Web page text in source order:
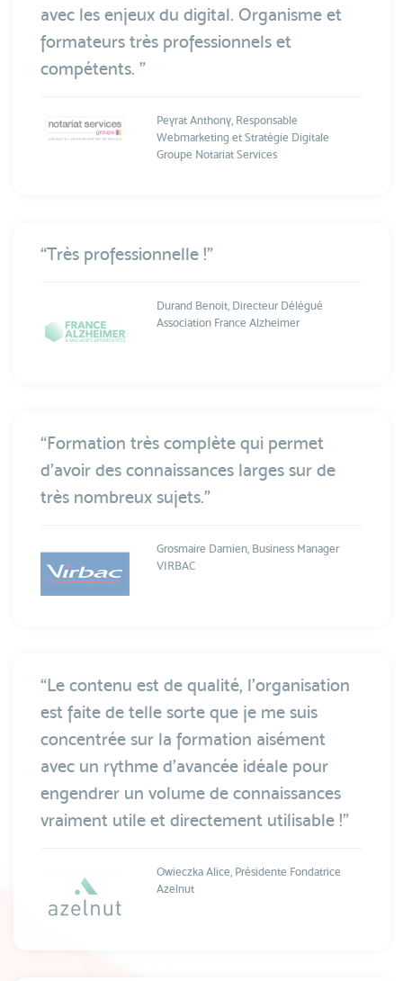
avec les enjeux du digital. Organisme et
formateurs très professionnels et
compétents. ”
Peyrat Anthony, Responsable
Webmarketing et Stratégie Digitale
Groupe Notariat Services
“Très professionnelle !”
Durand Benoit, Directeur Délégué
Association France Alzheimer
“Formation très complète qui permet
d'avoir des connaissances larges sur de
très nombreux sujets.”
Grosmaire Damien, Business Manager
VIRBAC
“Le contenu est de qualité, l’organisation
est faite de telle sorte que je me suis
concentrée sur la formation aisément
avec un rythme d’avancée idéale pour
engendrer un volume de connaissances
vraiment utile et directement utilisable !”
Owieczka Alice, Présidente Fondatrice
Azelnut